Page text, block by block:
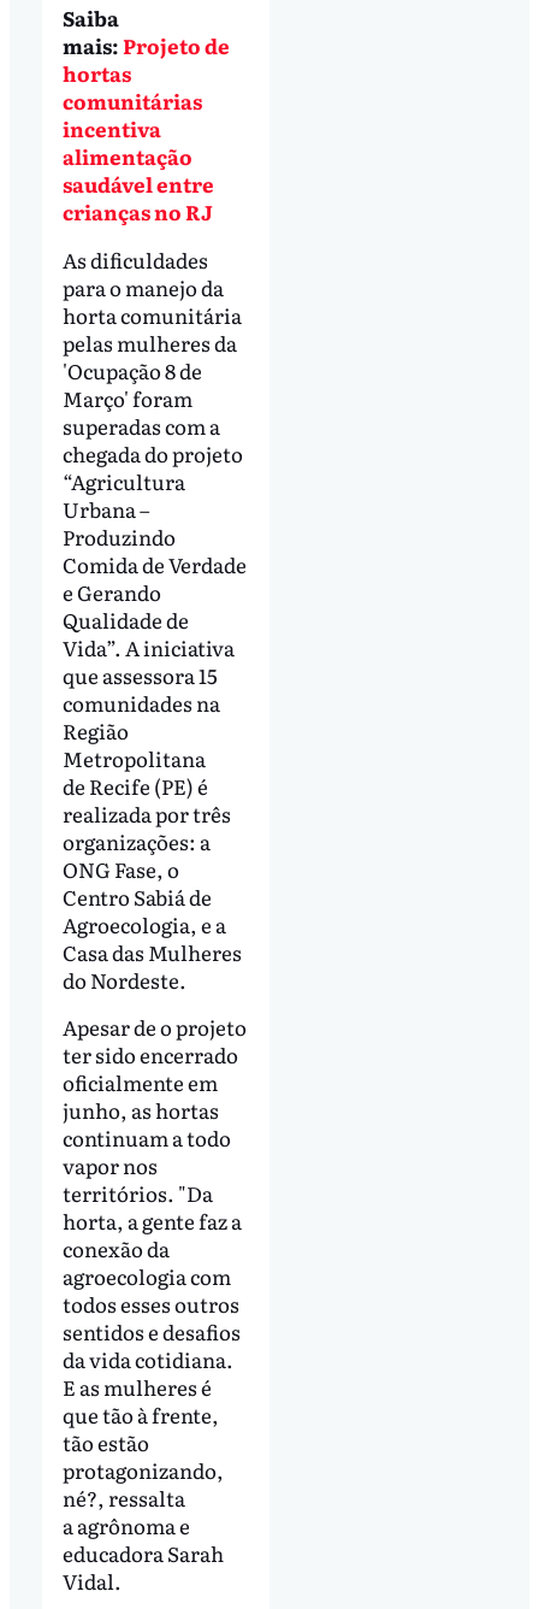
Saiba
mais:Projeto de
hortas
comunitárias
incentiva
alimentação
saudável entre
crianças no RJ
As dificuldades
para o manejo da
horta comunitária
pelas mulheres da
'Ocupação 8 de
Março' foram
superadas com a
chegada do projeto
“Agricultura
Urbana –
Produzindo
Comida de Verdade
e Gerando
Qualidade de
Vida”. A iniciativa
que assessora 15
comunidades na
Região
Metropolitana
de Recife (PE) é
realizada por três
organizações: a
ONG Fase, o
Centro Sabiá de
Agroecologia, e a
Casa das Mulheres
do Nordeste.
Apesar de o projeto
ter sido encerrado
oficialmente em
junho, as hortas
continuam a todo
vapor nos
territórios. "Da
horta, a gente faz a
conexão da
agroecologia com
todos esses outros
sentidos e desafios
da vida cotidiana.
E as mulheres é
que tão à frente,
tão estão
protagonizando,
né?, ressalta
a agrônoma e
educadora Sarah
Vidal.